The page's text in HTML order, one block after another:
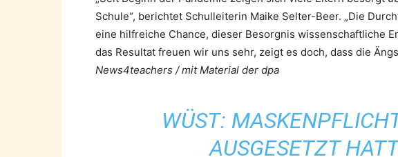
Schule“, berichtet Schulleiterin Maike Selter-Beer. „Die
eine hilfreiche Chance, dieser Besorgnis wissenschaftliche
das Resultat freuen wir uns sehr, zeigt es doch, dass die
News4teachers / mit Material der dpa
WÜST:
AUSGESETZT